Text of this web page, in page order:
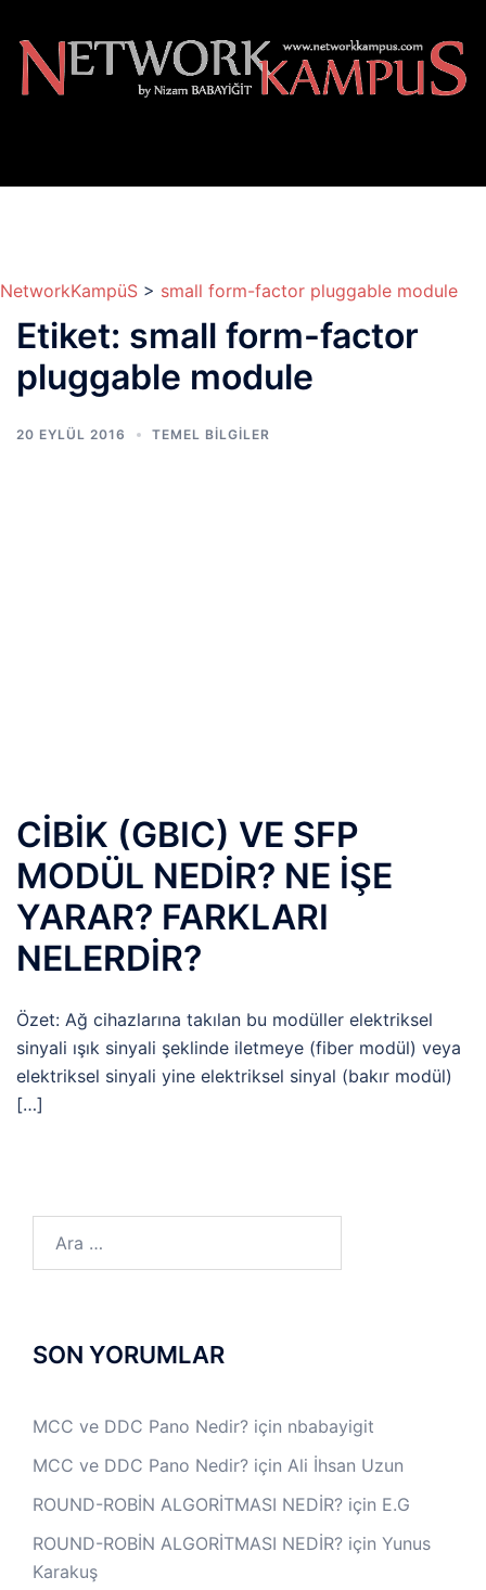
atla
NetworkKampüS > small form-factor pluggable module
Etiket: small form-factor
pluggable module
20 EYLÜL 2016 TEMEL BİLGİLER
CİBİK (GBIC) VE SFP
MODÜL NEDİR? NE İŞE
YARAR? FARKLARI
NELERDİR?
Özet: Ağ cihazlarına takılan bu modüller elektriksel
sinyali ışık sinyali şeklinde iletmeye (fiber modül) veya
elektriksel sinyali yine elektriksel sinyal (bakır modül)
[…]
SON YORUMLAR
MCC ve DDC Pano Nedir? için nbabayigit
MCC ve DDC Pano Nedir? için Ali İhsan Uzun
ROUND-ROBİN ALGORİTMASI NEDİR? için E.G
ROUND-ROBİN ALGORİTMASI NEDİR? için Yunus
Karakuş